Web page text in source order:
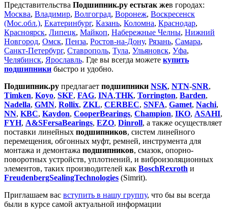
Представительства Подшипник.ру естьтак жев городах:
Москва, Владимир, Волгоград, Воронеж, Воскресенск
(Мос.обл.), Екатеринбург, Казань, Коломна, Краснодар,
Красноярск, Липецк, Майкоп, Набережные Челны, Нижний
Новгород, Омск, Пенза, Ростов-на-Дону, Рязань, Самара,
Санкт-Петербург, Ставрополь, Тула, Ульяновск, Уфа,
Челябинск, Ярославль. Где вы всегда можете купить
подшипники быстро и удобно.
Подшипник.ру предлагает подшипники NSK, NTN-SNR,
Timken, Koyo, SKF, FAG, INA,THK, Torrington, Barden,
Nadella, GMN, Rollix, ZKL, CERBEC, SNFA, Gamet, Nachi,
NN, KBC, Kaydon, CooperBearings, Champion, IKO, ASAHI,
FYH, A&SFersaBearings, EZO, Dinroll, а также осуществляет
поставки линейных подшипников, систем линейного
перемещения, обгонных муфт, ремней, инструмента для
монтажа и демонтажа подшипников, смазок, опорно-
поворотных устройств, уплотнений, и виброизоляционных
элементов, таких производителей как BosсhRexroth и
FreudenbergSealingTechnologies (Simrit).
Приглашаем вас вступить в нашу группу, что бы вы всегда
были в курсе самой актуальной информации